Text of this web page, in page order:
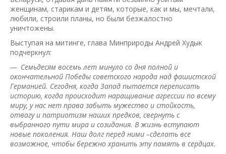
женщинам, старикам и детям, которые, как и мы, мечтали,
любили, строили планы, но были безжалостно
уничтожены.
Выступая на митинге, глава Минприроды Андрей Худык
подчеркнул:
— Семьдесям восемь лет минуло со дня полной и
окончательной Победы советского народа над фашистской
Германией. Сегодня, когда Запад пытается переписать
историю, когда происходит наращивание агрессии по всему
миру, у нас нет права забыть мужество и стойкость,
отвагу и патриотизм наших предков, свернуть с
выбранного пути мира и созидания. В жизнь вступают
новые поколения. Наш долг перед ними –сделать все
возможное, чтобы бережно хранить эту память в сердцах.